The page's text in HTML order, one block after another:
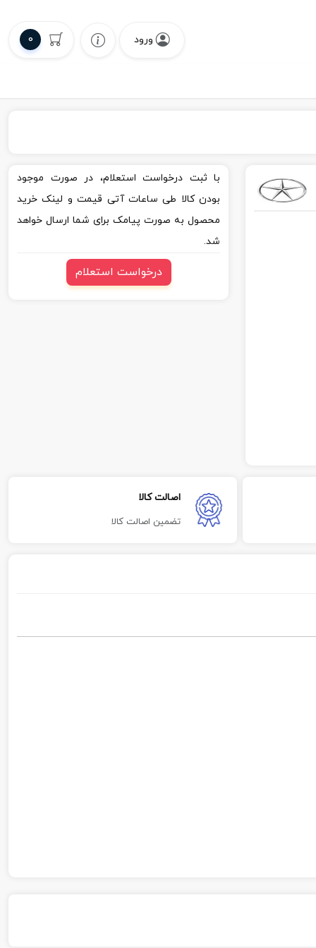
ورود 0
با ثبت درخواست استعلام، در صورت موجود
بودن کالا طی ساعات آتی قیمت و لینک خرید
محصول به صورت پیامک برای شما ارسال خواهد
شد.
درخواست استعلام
اصالت کالا
تضمین اصالت کالا